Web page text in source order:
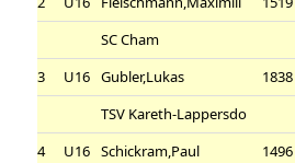
SC Cham
3
U16 Gubler,Lukas 1838
TSV Kareth-Lappersdo
4
U16 Schickram,Paul 1496